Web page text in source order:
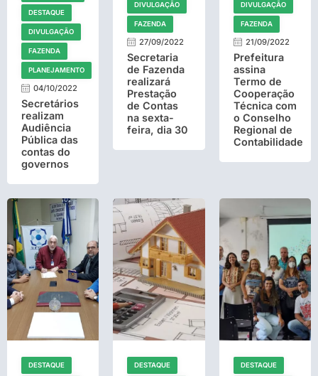
DESTAQUE
DIVULGAÇÃO
FAZENDA
PLANEJAMENTO
04/10/2022
Secretários
realizam
Audiência
Pública das
contas do
governos
DIVULGAÇÃO
FAZENDA
27/09/2022
Secretaria
de Fazenda
realizará
Prestação
de Contas
na sexta-
feira, dia 30
DIVULGAÇÃO
FAZENDA
21/09/2022
Prefeitura
assina
Termo de
Cooperação
Técnica com
o Conselho
Regional de
Contabilidade
DESTAQUE DESTAQUE DESTAQUE